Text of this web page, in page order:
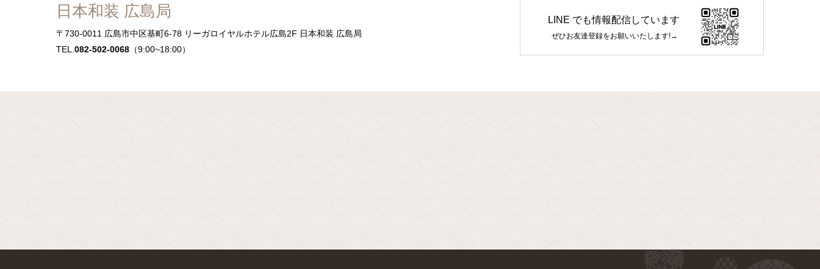
日本和装 広島局
〒730-0011 広島市中区基町6-78 リーガロイヤルホテル広島2F 日本和装 広島局
TEL. 082-502-0068 （9:00~18:00）
LINE でも情報配信しています
ぜひお友達登録をお願いいたします!→